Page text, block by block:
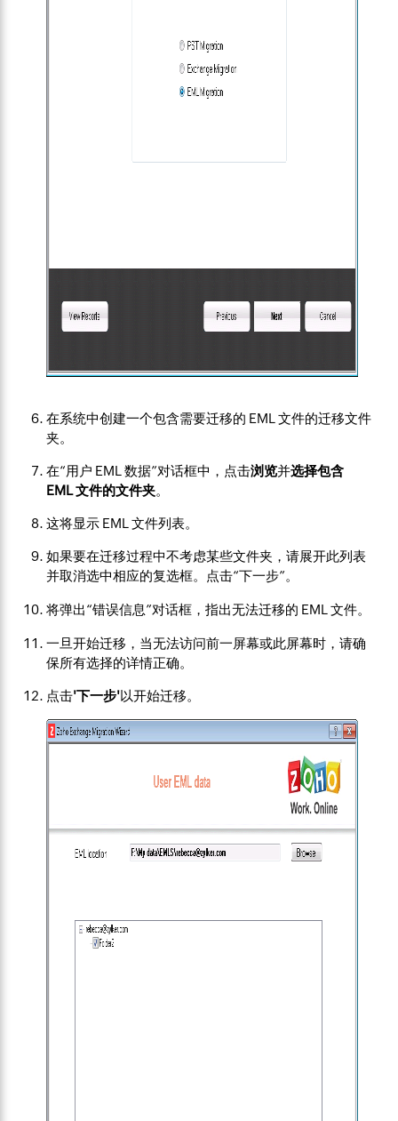
在系统中创建一个包含需要迁移的 EML 文件的迁移文件
夹。
在“用户 EML 数据”对话框中，点击浏览并选择包含
EML 文件的文件夹。
这将显示 EML 文件列表。
如果要在迁移过程中不考虑某些文件夹，请展开此列表
并取消选中相应的复选框。点击“下一步”。
将弹出“错误信息”对话框，指出无法迁移的 EML 文件。
一旦开始迁移，当无法访问前一屏幕或此屏幕时，请确
保所有选择的详情正确。
点击'下一步'以开始迁移。